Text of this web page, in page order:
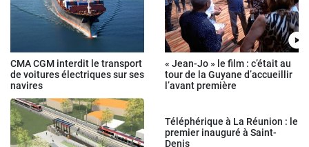
CMA CGM interdit le transport
de voitures électriques sur ses
navires
« Jean-Jo » le film : c’était au
tour de la Guyane d’accueillir
l’avant première
Téléphérique à La Réunion : le
premier inauguré à Saint-
Denis